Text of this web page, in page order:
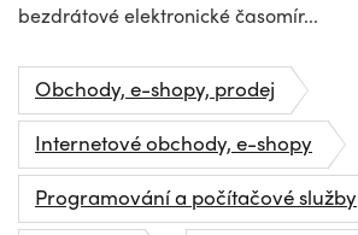
bezdrátové elektronické časomír...
Obchody, e-shopy, prodej
Internetové obchody, e-shopy
Programování a počítačové služby